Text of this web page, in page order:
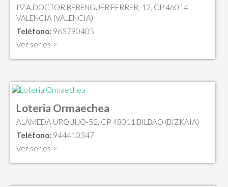
PZA.DOCTOR BERENGUER FERRER, 12, CP 46014
VALENCIA (VALENCIA)
Teléfono: 963790405
Ver series >
Loteria Ormaechea
ALAMEDA URQUIJO-52, CP 48011 BILBAO (BIZKAIA)
Teléfono: 944410347
Ver series >